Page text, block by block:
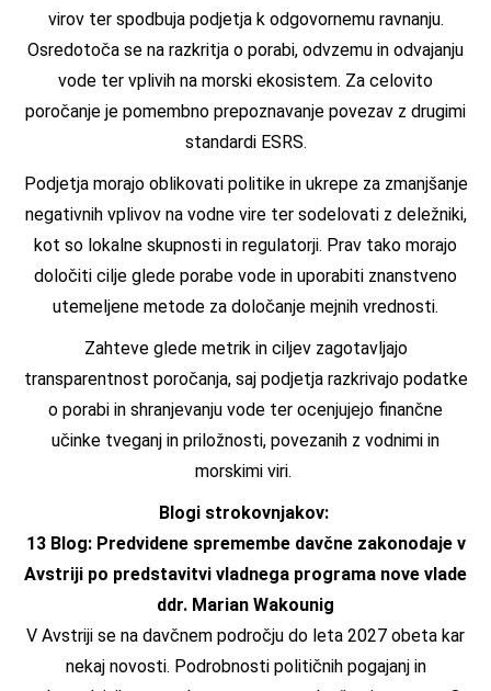
virov ter spodbuja podjetja k odgovornemu ravnanju.
Osredotoča se na razkritja o porabi, odvzemu in odvajanju
vode ter vplivih na morski ekosistem. Za celovito
poročanje je pomembno prepoznavanje povezav z drugimi
standardi ESRS.
Podjetja morajo oblikovati politike in ukrepe za zmanjšanje
negativnih vplivov na vodne vire ter sodelovati z deležniki,
kot so lokalne skupnosti in regulatorji. Prav tako morajo
določiti cilje glede porabe vode in uporabiti znanstveno
utemeljene metode za določanje mejnih vrednosti.
Zahteve glede metrik in ciljev zagotavljajo
transparentnost poročanja, saj podjetja razkrivajo podatke
o porabi in shranjevanju vode ter ocenjujejo finančne
učinke tveganj in priložnosti, povezanih z vodnimi in
morskimi viri.
Blogi strokovnjakov:
13 Blog: Predvidene spremembe davčne zakonodaje v
Avstriji po predstavitvi vladnega programa nove vlade
ddr. Marian Wakounig
V Avstriji se na davčnem področju do leta 2027 obeta kar
nekaj novosti. Podrobnosti političnih pogajanj in